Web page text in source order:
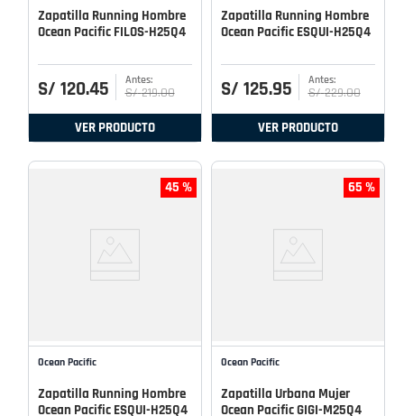
Zapatilla Running Hombre
Ocean Pacific FILOS-H25Q4
S/ 120.45 S/ 219.00
VER PRODUCTO
Zapatilla Running Hombre
Ocean Pacific ESQUI-H25Q4
S/ 125.95 S/ 229.00
VER PRODUCTO
45 %
Ocean Pacific
Zapatilla Running Hombre
Ocean Pacific ESQUI-H25Q4
65 %
Ocean Pacific
Zapatilla Urbana Mujer
Ocean Pacific GIGI-M25Q4